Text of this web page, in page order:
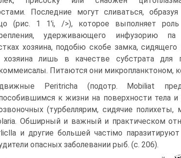
Последние могут сливаться, образуя
(рис. 1 1'і, />), которое выполняет роль
удерживающего инфузорию
хозяина, подобію скобе замка,
хозяина лишь в качестве субстрата для
Питаются они микропланктоном,
Peritricha (подотр. Mobiliat
к жизни на поверхности тела
(турбеллярим, сидячие
Обширный и важный и практическом
и другие большей частімо
опасных заболевании рыб. (с. 206).